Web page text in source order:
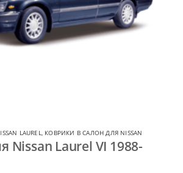
LAUREL, КОВРИКИ В САЛОН ДЛЯ NISSAN
Nissan Laurel VI 1988-